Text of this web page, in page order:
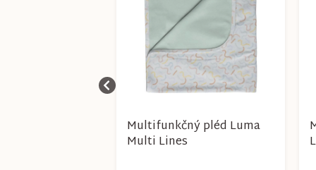
Multifunkčný pléd Luma
Multi Lines